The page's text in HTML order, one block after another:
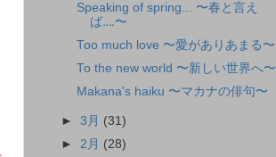
Speaking of spring... 〜春と言え
ば‥‥〜
Too much love 〜愛がありあまる〜
To the new world 〜新しい世界へ〜
Makana's haiku 〜マカナの俳句〜
►3月 (31)
►2月 (28)